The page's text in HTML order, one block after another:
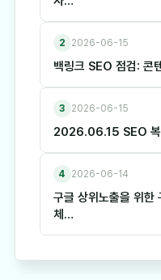
2 2026-06-15
백링크 SEO 점검: 콘
3 2026-06-15
2026.06.15 SEO 복
4 2026-06-14
구글 상위노출을 위한
체…